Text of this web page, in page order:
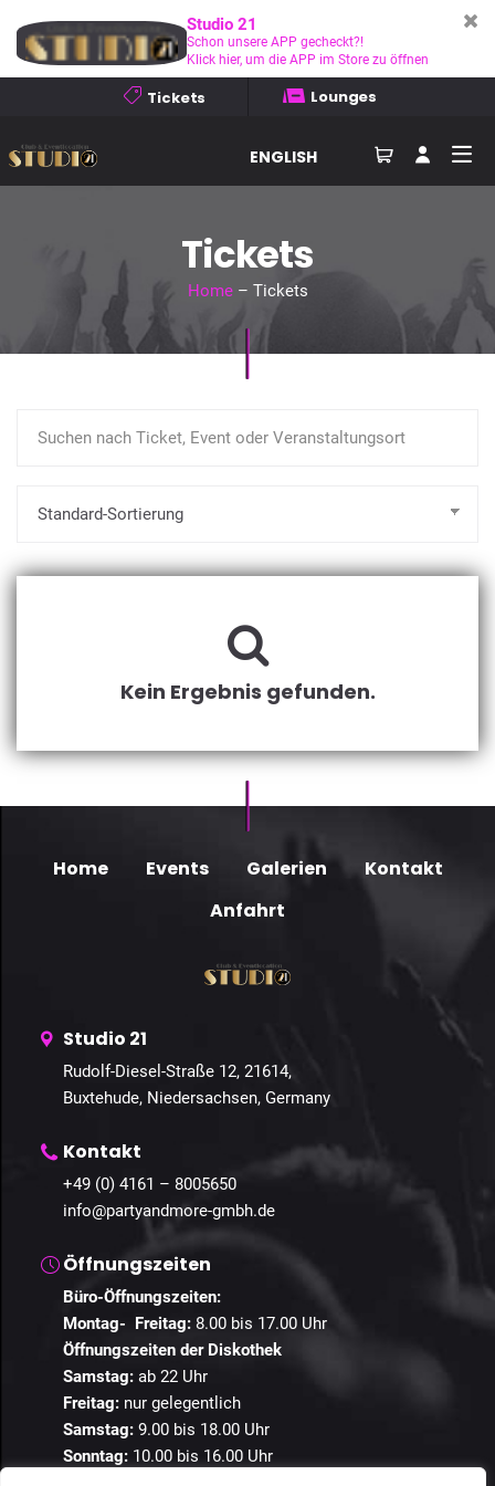
Tickets Lounges
ENGLISH
Tickets
Home– Tickets
Kein Ergebnis gefunden.
Home Events Galerien
Kontakt
Anfahrt
Studio 21
Rudolf-Diesel-Straße 12, 21614,
Buxtehude, Niedersachsen, Germany
Kontakt
+49 (0) 4161 – 8005650
info@partyandmore-gmbh.de
Öffnungszeiten
Büro-Öffnungszeiten:
Montag- Freitag: 8.00 bis 17.00 Uhr
Öffnungszeiten der Diskothek
Samstag: ab 22 Uhr
Freitag: nur gelegentlich
Samstag: 9.00 bis 18.00 Uhr
Sonntag: 10.00 bis 16.00 Uhr
Studio 21
Schon unsere APP gecheckt?!
Klick hier, um die APP im Store zu öffnen